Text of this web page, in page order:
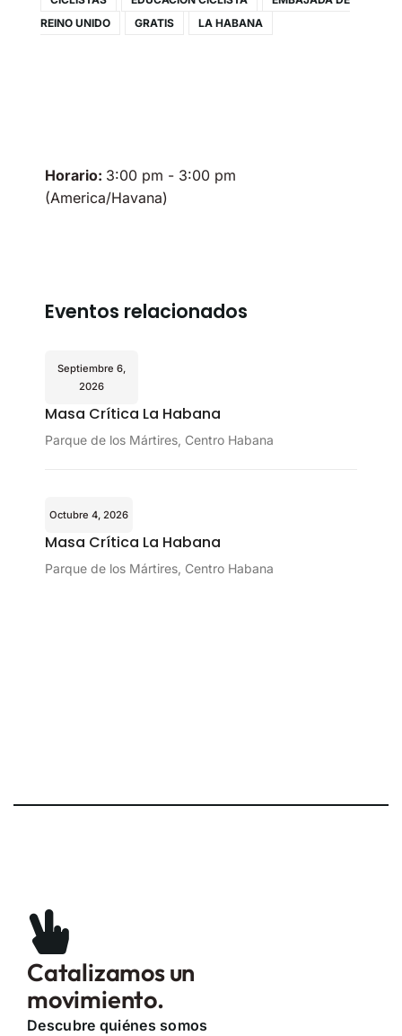
REINO UNIDO
GRATIS LA HABANA
Horario: 3:00 pm - 3:00 pm
(America/Havana)
Eventos relacionados
Septiembre 6,
2026
Masa Crítica La Habana
Parque de los Mártires, Centro Habana
Octubre 4, 2026
Masa Crítica La Habana
Parque de los Mártires, Centro Habana
Catalizamos un
movimiento.
Descubre quiénes somos